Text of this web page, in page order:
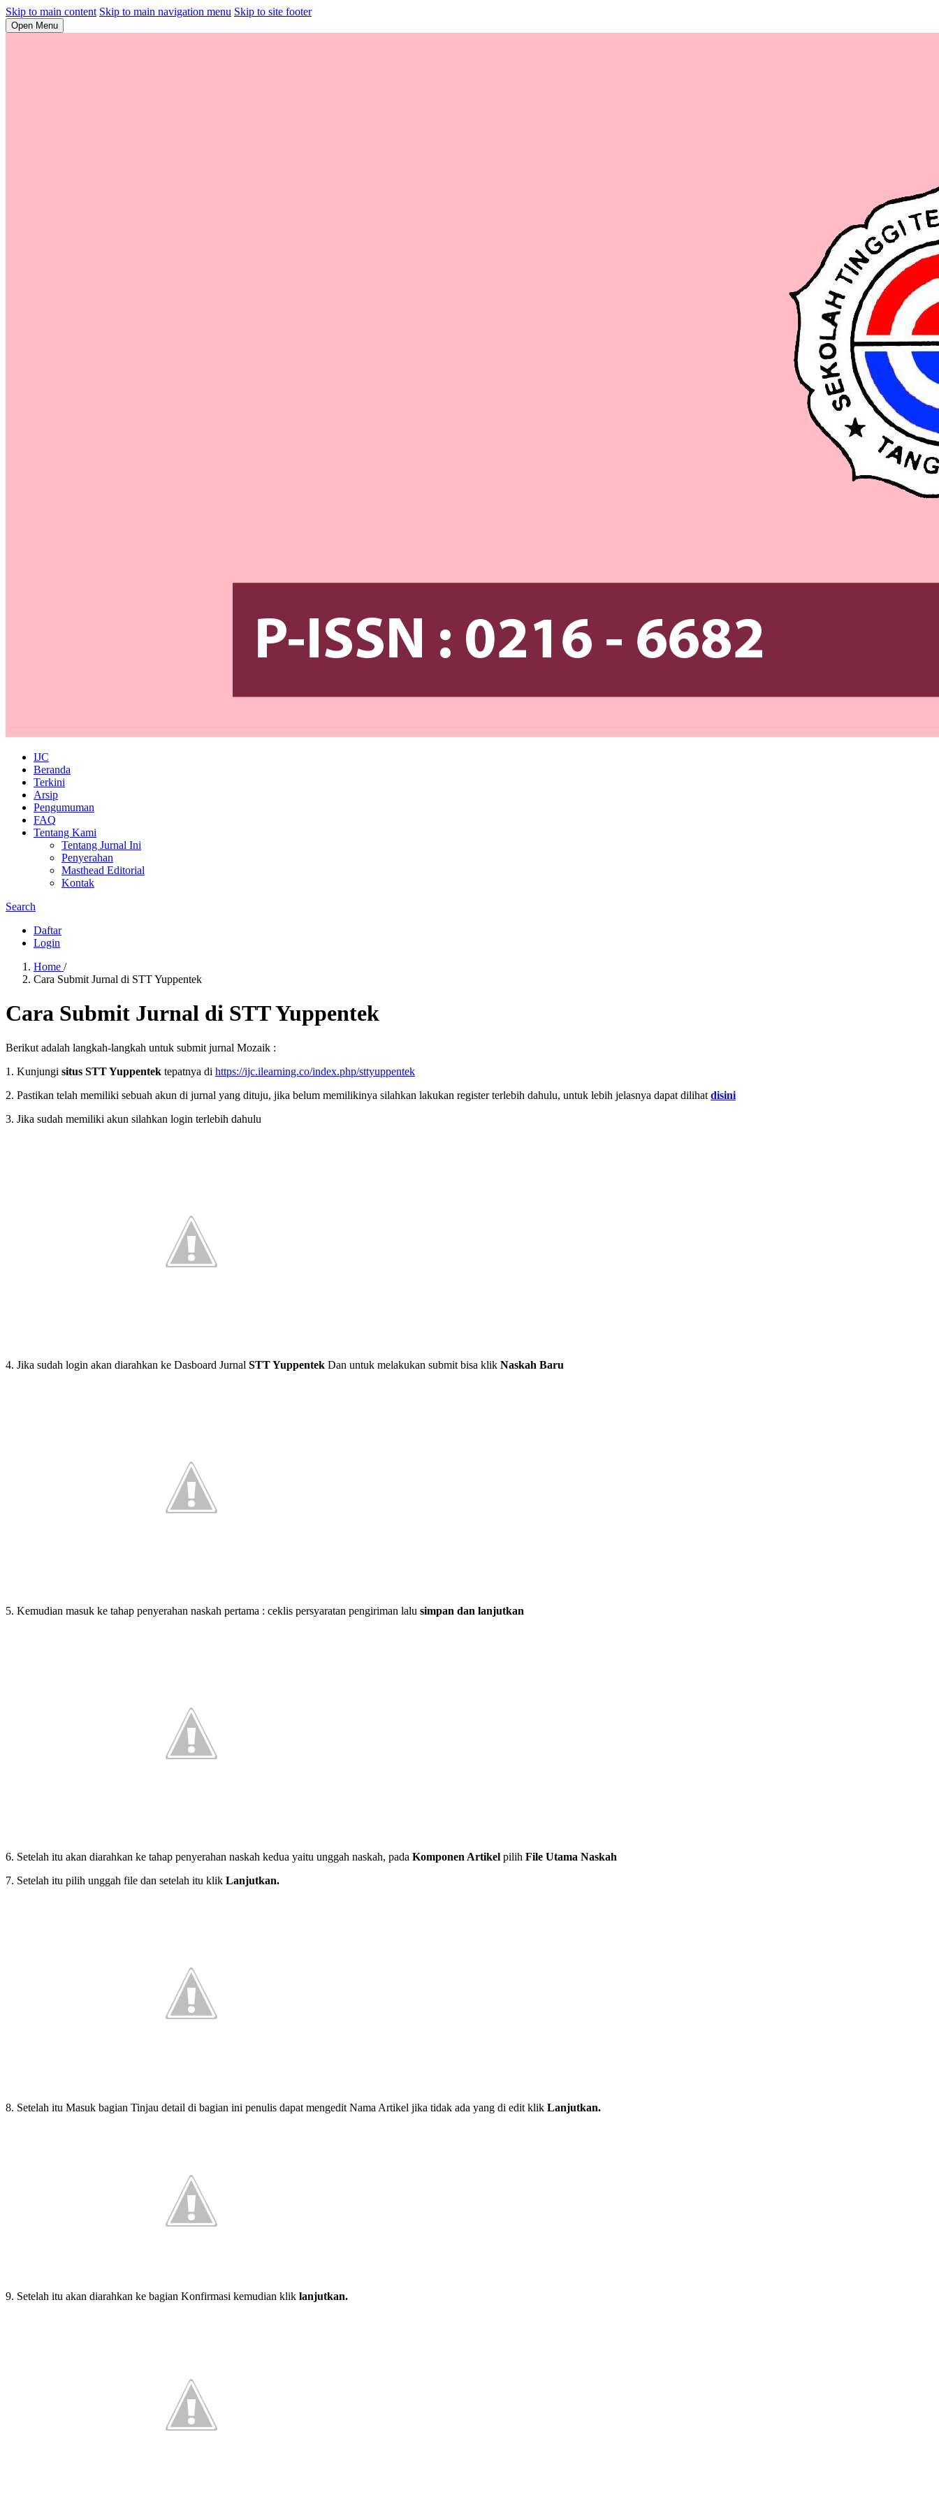
Skip to main content Skip to main navigation menu Skip to site footer
Open Menu
IJC
Beranda
Terkini
Arsip
Pengumuman
FAQ
Tentang Kami
Tentang Jurnal Ini
Penyerahan
Masthead Editorial
Kontak
Search
Daftar
Login
Home /
Cara Submit Jurnal di STT Yuppentek
Cara Submit Jurnal di STT Yuppentek
Berikut adalah langkah-langkah untuk submit jurnal Mozaik :
1. Kunjungi situs STT Yuppentek tepatnya di https://ijc.ilearning.co/index.php/sttyuppentek
2. Pastikan telah memiliki sebuah akun di jurnal yang dituju, jika belum memilikinya silahkan lakukan register terlebih dahulu, untuk lebih jelasnya dapat dilihat disini
3. Jika sudah memiliki akun silahkan login terlebih dahulu
4. Jika sudah login akan diarahkan ke Dasboard Jurnal STT Yuppentek Dan untuk melakukan submit bisa klik Naskah Baru
5. Kemudian masuk ke tahap penyerahan naskah pertama : ceklis persyaratan pengiriman lalu simpan dan lanjutkan
6. Setelah itu akan diarahkan ke tahap penyerahan naskah kedua yaitu unggah naskah, pada Komponen Artikel pilih File Utama Naskah
7. Setelah itu pilih unggah file dan setelah itu klik Lanjutkan.
8. Setelah itu Masuk bagian Tinjau detail di bagian ini penulis dapat mengedit Nama Artikel jika tidak ada yang di edit klik Lanjutkan.
9. Setelah itu akan diarahkan ke bagian Konfirmasi kemudian klik lanjutkan.